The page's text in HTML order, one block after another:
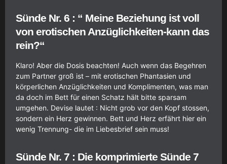
Sünde Nr. 6 : “ Meine Beziehung ist voll
von erotischen Anzüglichkeiten-kann das
rein?“
Klaro! Aber die Dosis beachten! Auch wenn das Begehren
zum Partner groß ist – mit erotischen Phantasien und
körperlichen Anzüglichkeiten und Komplimenten, was man
da doch im Bett für einen Schatz hält bitte sparsam
umgehen. Devise lautet : Nicht grob vor den Kopf stossen,
sondern ein Herz gewinnen. Bett und Herz erfährt hier ein
wenig Trennung- die im Liebesbrief sein muss!
Sünde Nr. 7 : Die komprimierte Sünde 7